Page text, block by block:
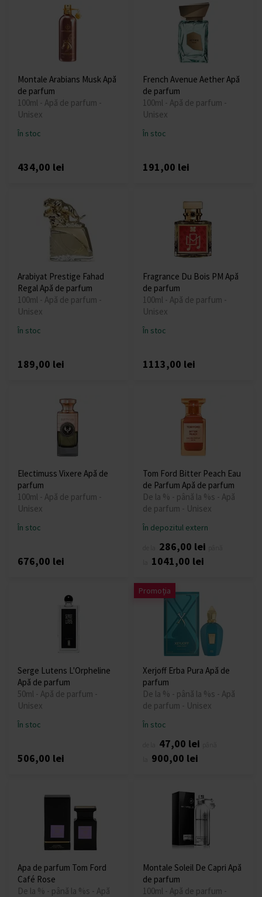
Montale Arabians Musk Apă
de parfum
100ml - Apă de parfum -
Unisex
În stoc
434,00 lei
French Avenue Aether Apă
de parfum
100ml - Apă de parfum -
Unisex
În stoc
191,00 lei
Arabiyat Prestige Fahad
Regal Apă de parfum
100ml - Apă de parfum -
Unisex
În stoc
189,00 lei
Fragrance Du Bois PM Apă
de parfum
100ml - Apă de parfum -
Unisex
În stoc
1113,00 lei
Electimuss Vixere Apă de
parfum
100ml - Apă de parfum -
Unisex
În stoc
676,00 lei
Tom Ford Bitter Peach Eau
de Parfum Apă de parfum
De la % - până la %s - Apă
de parfum - Unisex
În depozitul extern
286,00 lei
1041,00 lei
Serge Lutens L'Orpheline
Apă de parfum
50ml - Apă de parfum -
Unisex
În stoc
506,00 lei
Promoția
Xerjoff Erba Pura Apă de
parfum
De la % - până la %s - Apă
de parfum - Unisex
În stoc
47,00 lei
900,00 lei
Apa de parfum Tom Ford
Café Rose
De la % - până la %s - Apă
Montale Soleil De Capri Apă
de parfum
100ml - Apă de parfum -